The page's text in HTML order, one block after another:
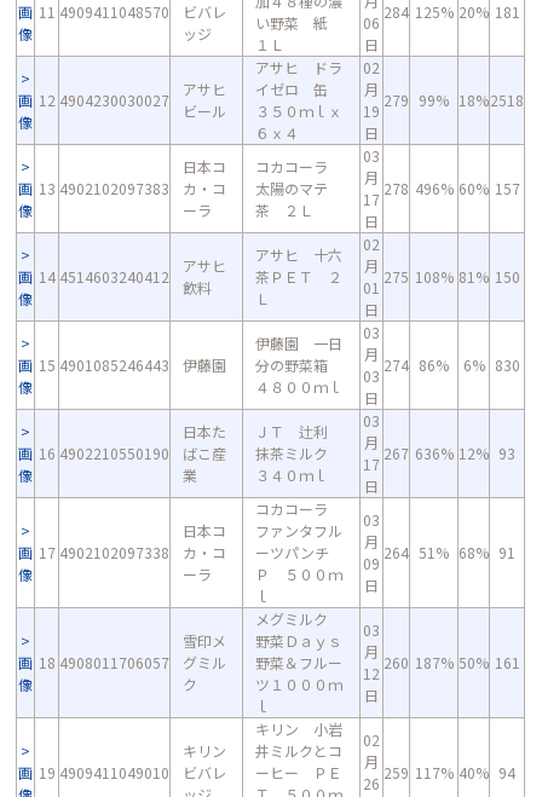
画
像
11 4909411048570
ビバレ
ッジ
い野菜 紙
１Ｌ
06
日
284 125% 20% 181
画
像
12 4904230030027
アサヒ
ビール
アサヒ ドラ
イゼロ 缶
３５０ｍｌｘ
６ｘ４
02
月
19
日
279 99% 18%2518
画
像
13 4902102097383
日本コ
カ・コ
ーラ
コカコーラ
太陽のマテ
茶 ２Ｌ
03
月
17
日
278 496% 60% 157
画
像
14 4514603240412
アサヒ
飲料
アサヒ 十六
茶ＰＥＴ ２
Ｌ
02
月
01
日
275 108% 81% 150
画
像
15 4901085246443 伊藤園
伊藤園 一日
分の野菜箱
４８００ｍｌ
03
月
03
日
274 86% 6% 830
画
像
16 4902210550190
日本た
ばこ産
業
ＪＴ 辻利
抹茶ミルク
３４０ｍｌ
03
月
17
日
267 636% 12% 93
画
像
17 4902102097338
日本コ
カ・コ
ーラ
コカコーラ
ファンタフル
ーツパンチ
Ｐ ５００ｍ
ｌ
03
月
09
日
264 51% 68% 91
画
像
18 4908011706057
雪印メ
グミル
ク
メグミルク
野菜Ｄａｙｓ
野菜＆フルー
ツ１０００ｍ
ｌ
03
月
12
日
260 187% 50% 161
画 19 4909411049010
キリン
ビバレ
キリン 小岩
井ミルクとコ
ーヒー ＰＥ
02
月
26
259 117% 40% 94